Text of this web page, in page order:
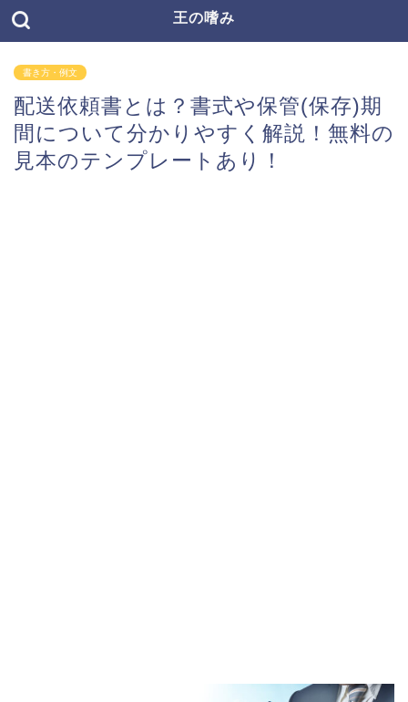
王の嗜み
書き方・例文
配送依頼書とは？書式や保管(保存)期
間について分かりやすく解説！無料の
見本のテンプレートあり！